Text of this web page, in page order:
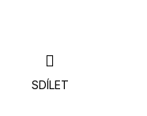
SDÍLET